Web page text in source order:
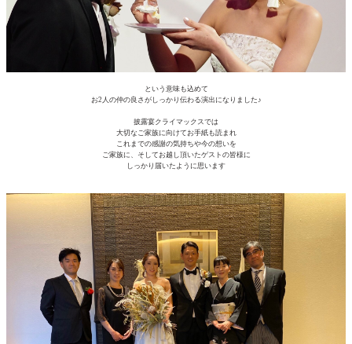
という意味も込めて
お2人の仲の良さがしっかり伝わる演出になりました♪
披露宴クライマックスでは
大切なご家族に向けてお手紙も読まれ
これまでの感謝の気持ちや今の想いを
ご家族に、そしてお越し頂いたゲストの皆様に
しっかり届いたように思います